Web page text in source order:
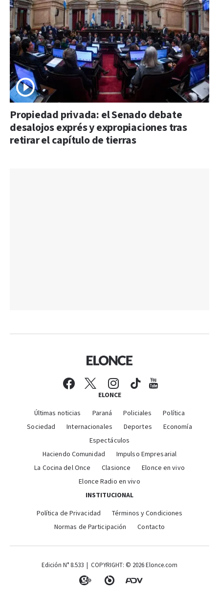
Propiedad privada: el Senado debate
desalojos exprés y expropiaciones tras
retirar el capítulo de tierras
ELONCE
Últimas noticias Paraná Policiales
Política
Sociedad
Internacionales Deportes
Economía
Espectáculos
Haciendo Comunidad
Impulso Empresarial
La Cocina del Once
Clasionce
Elonce en vivo
Elonce Radio en vivo
INSTITUCIONAL
Política de Privacidad
Términos y Condiciones
Normas de Participación
Contacto
Edición N° 8.533 | COPYRIGHT: © 2026 Elonce.com